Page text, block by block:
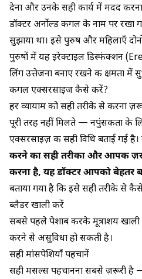
देना और उनके सही कार्य में मदद
डॉक्टर अर्नोल्ड कीगल के नाम पर रखा
सुझाया था। इसे पुरुष और महिलाएँ
पुरुषों में यह इरेक्टाइल डिस्फंक्शन
लिंग उत्तेजना बनाए रखने की क्षमता में
कीगल एक्सरसाइज कैसे करें?
हर व्यायाम को सही तरीके से करना
पूरी तरह नहीं मिलते — नपुंसकता के
एक्सरसाइज़ की सही विधि बताई गई
करने का सही तरीका और आपकी
करना है, यह डॉक्टर आपको बेहतर
बताया गया है कि इसे सही तरीके से
ब्लैडर खाली करें
सबसे पहले पेशाब करके मूत्राशय खाली
करने से असुविधा हो सकती है।
सही मांसपेशियाँ पहचानें
सही मसल्स पहचानना सबसे ज़रूरी है